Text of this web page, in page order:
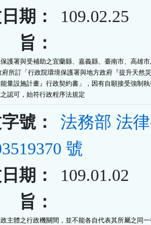
期：
109.02.25
：
護署與受補助之宜蘭縣、嘉義縣、臺南市、高雄
府所訂「行政院環境保護署與地方政府『提升天然
量設施計畫』行政契約書」，因有自願接受強制
認可，始符行政程序法規定
號：
法務部 法
號
期：
109.01.02
：
主體之行政機關間，並不能各自代表其所屬之同